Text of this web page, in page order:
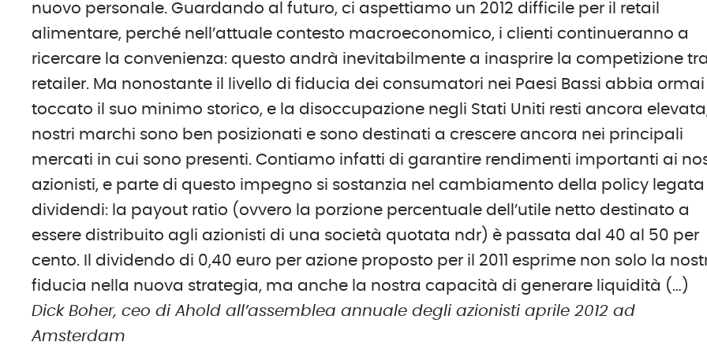
nuovo personale. Guardando al futuro, ci aspettiamo un 2012 difficile per il retail
alimentare, perché nell’attuale contesto macroeconomico, i clienti continueranno a
ricercare la convenienza: questo andrà inevitabilmente a inasprire la competizione tra
retailer. Ma nonostante il livello di fiducia dei consumatori nei Paesi Bassi abbia ormai
toccato il suo minimo storico, e la disoccupazione negli Stati Uniti resti ancora
nostri marchi sono ben posizionati e sono destinati a crescere ancora nei principali
mercati in cui sono presenti. Contiamo infatti di garantire rendimenti importanti ai
azionisti, e parte di questo impegno si sostanzia nel cambiamento della policy legata
dividendi: la payout ratio (ovvero la porzione percentuale dell’utile netto destinato a
essere distribuito agli azionisti di una società quotata ndr) è passata dal 40 al 50 per
cento. Il dividendo di 0,40 euro per azione proposto per il 2011 esprime non solo la
fiducia nella nuova strategia, ma anche la nostra capacità di generare liquidità (…)
Dick Boher, ceo di Ahold all’assemblea annuale degli azionisti aprile 2012 ad
Amsterdam